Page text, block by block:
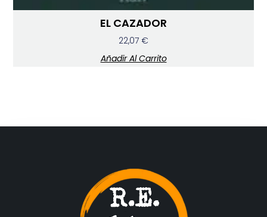
EL CAZADOR
22,07 €
Añadir Al Carrito